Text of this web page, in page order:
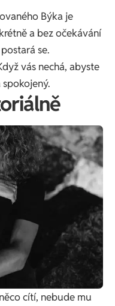
Býka je
a bez očekávání
se.
vás nechá, abyste
cítí, nebude mu